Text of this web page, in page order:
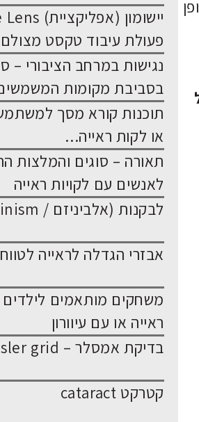
פעולת עיבוד טקסט
נגישות במרחב הציבורי –
בסביבת מקומות
תוכנות קורא מסך למשתמש
או לקות ראייה...
תאורה – סוגים והמלצות
לאנשים עם לקויות ראייה
לבקנות (אלביניזם / Albinism)
אבזרי הגדלה לראייה
משחקים מותאמים
ראייה או עם עיוורון
בדיקת אמסלר – Amsler grid
קטרקט cataract